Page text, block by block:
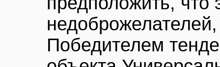
Победителем